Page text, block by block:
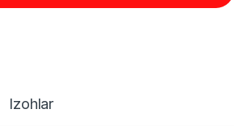
Izohlar